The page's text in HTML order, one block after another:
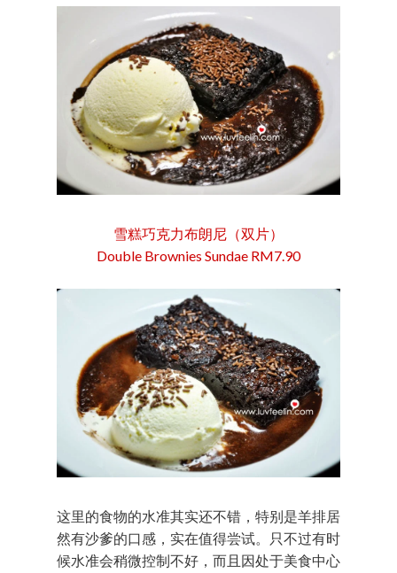
雪糕巧克力布朗尼（双片）
Double Brownies Sundae RM7.90
这里的食物的水准其实还不错，特别是羊排居
然有沙爹的口感，实在值得尝试。只不过有时
候水准会稍微控制不好，而且因处于美食中心